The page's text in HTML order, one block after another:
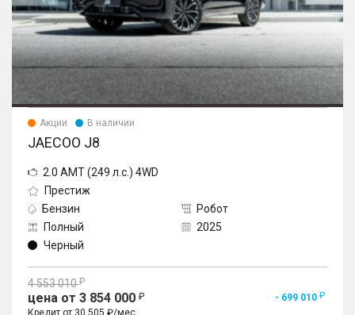
Акции В наличии
JAECOO J8
2.0 AMT (249 л.с.) 4WD
Престиж
Бензин
Робот
Полный
2025
Черный
4 553 010
цена от 3 854 000
- 699 010
Кредит от 30 505 ₽/мес.